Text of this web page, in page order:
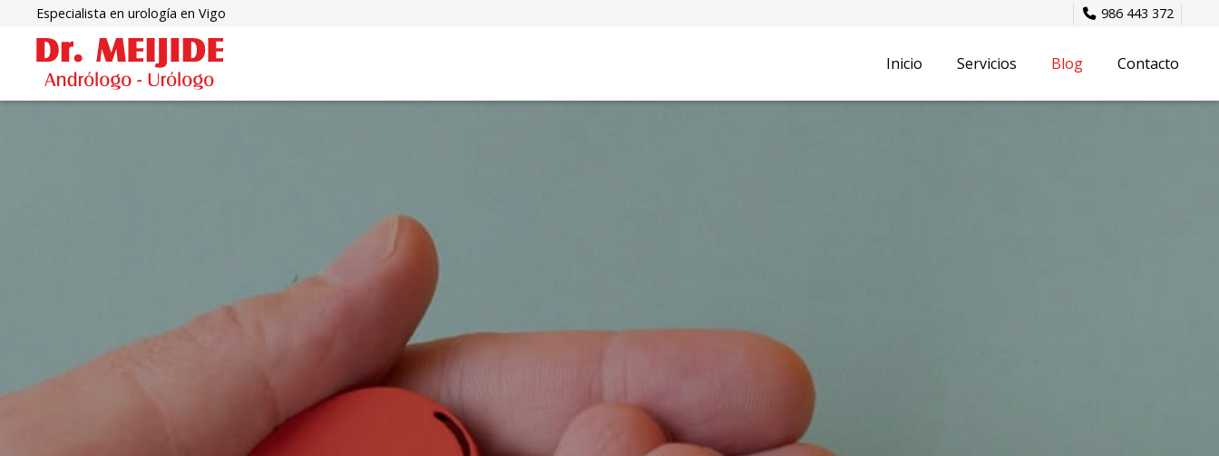
Especialista en urología en Vigo 986 443 372
Inicio Servicios Blog Contacto